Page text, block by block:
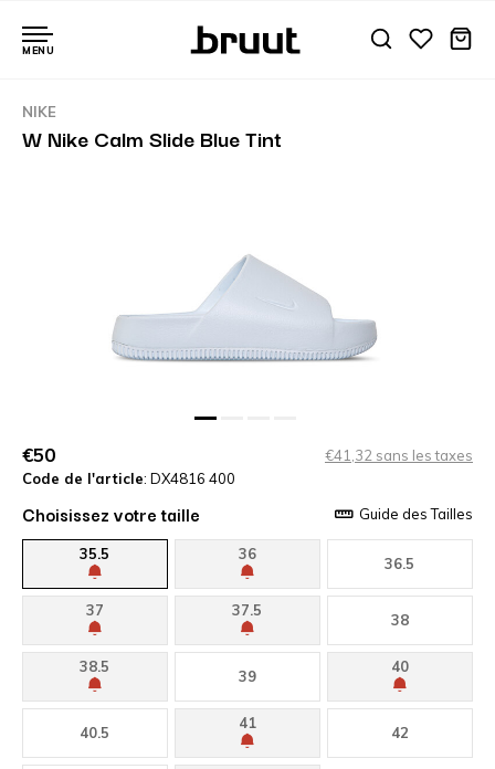
MENU
NIKE
W Nike Calm Slide Blue Tint
€50
€41,32 sans les taxes
Code de l'article: DX4816 400
Choisissez votre taille Guide des Tailles
35.5 36
36.5
37 37.5
38
38.5
39
40
40.5
41
42